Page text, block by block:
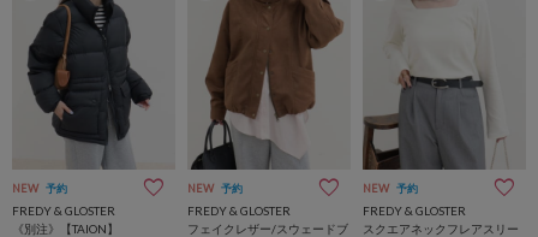
NEW 予約
FREDY & GLOSTER
《別注》【TAION】
NEW 予約
FREDY & GLOSTER
フェイクレザー/スウェードブ
NEW 予約
FREDY & GLOSTER
スクエアネックフレアスリー